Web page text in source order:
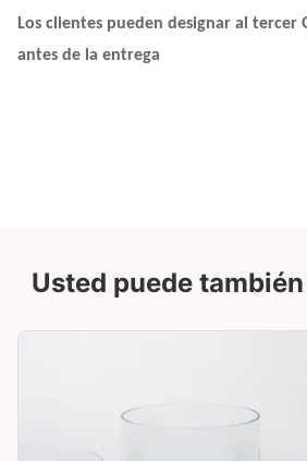
Los clientes pueden designar al tercer
antes de la entrega
Usted puede